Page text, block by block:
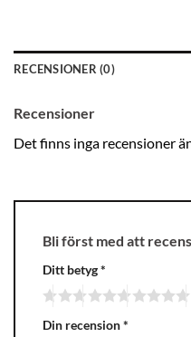
RECENSIONER (0)
Recensioner
Det finns inga recensioner
Bli först med att
Ditt betyg*
Din recension*